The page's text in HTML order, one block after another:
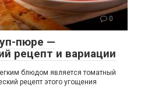
0
пюре —
рецепт и вариации
блюдом является томатный
рецепт этого угощения